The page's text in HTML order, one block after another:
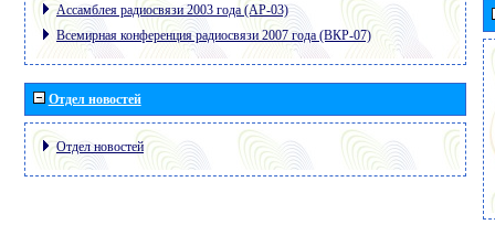
Ассамблея радиосвязи 2003 года (АР-03)
Всемирная конференция радиосвязи 2007 года (ВКР-07)
Отдел новостей
Отдел новостей